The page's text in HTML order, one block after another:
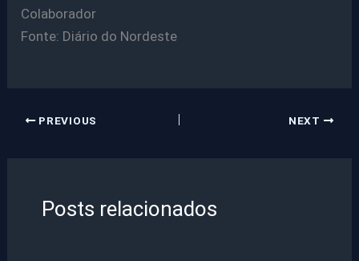
Colaborador
Fonte: Diário do Nordeste
PREVIOUS NEXT
Posts relacionados